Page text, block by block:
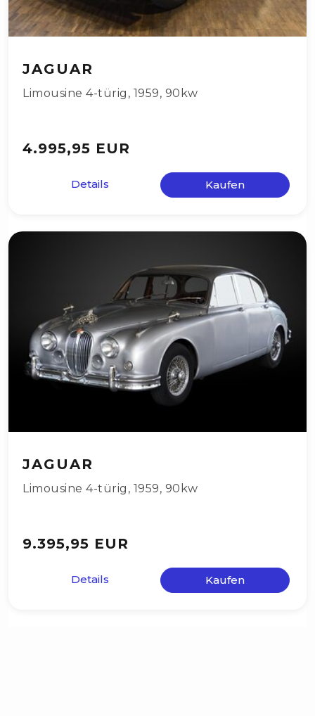
JAGUAR
Limousine 4-türig , 1959, 90kw
4.995,95 EUR
Details Kaufen
JAGUAR
Limousine 4-türig , 1959, 90kw
9.395,95 EUR
Details Kaufen